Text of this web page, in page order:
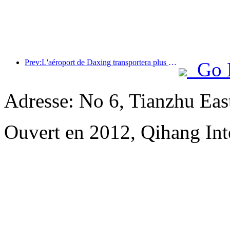
Prev:L'aéroport de Daxing transportera plus de 1,3 million de passagers pendant les vacances de la « Fête nationale » en 2025
Go
Adresse: No 6, Tianzhu
Ouvert en 2012, Qihang